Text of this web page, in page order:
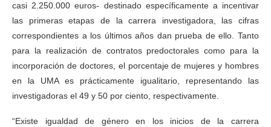
casi 2.250.000 euros- destinado específicamente a incentivar
las primeras etapas de la carrera investigadora, las cifras
correspondientes a los últimos años dan prueba de ello. Tanto
para la realización de contratos predoctorales como para la
incorporación de doctores, el porcentaje de mujeres y hombres
en la UMA es prácticamente igualitario, representando las
investigadoras el 49 y 50 por ciento, respectivamente.
“Existe igualdad de género en los inicios de la carrera